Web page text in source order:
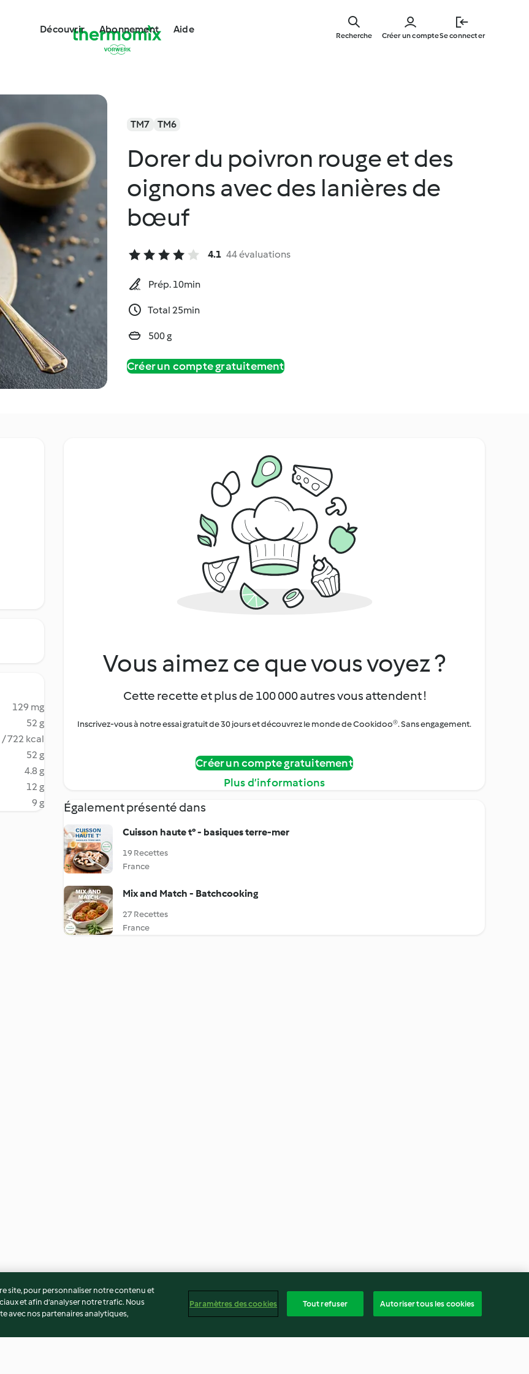
main
Découvrir Abonnement Aide
Créer un compteSe connecter
Recherche
TM7 TM6
Dorer du poivron rouge et des
oignons avec des lanières de
bœuf
4.1 44 évaluations
Prép. 10min
Total 25min
500 g
Créer un compte gratuitement
129 mg
52 g
/ 722 kcal
52 g
4.8 g
12 g
9 g
Vous aimez ce que vous voyez ?
Cette recette et plus de 100 000 autres vous attendent !
Inscrivez-vous à notre essai gratuit de 30 jours et découvrez le monde de Cookidoo®. Sans engagement.
Créer un compte gratuitement
Plus d’informations
Également présenté dans
Cuisson haute t° - basiques terre-mer
19 Recettes
France
Mix and Match - Batchcooking
27 Recettes
France
site, pour personnaliser notre contenu et
et afin d’analyser notre trafic. Nous
avec nos partenaires analytiques,
Paramètres des cookies Tout refuser Autoriser tous les cookies